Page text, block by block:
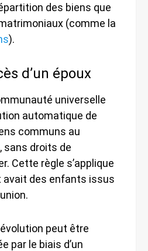
des biens que
(comme la
).
d’un époux
universelle
automatique de
communs au
, sans droits de
Cette règle s’applique
avait des enfants issus
peut être
par le biais d’un